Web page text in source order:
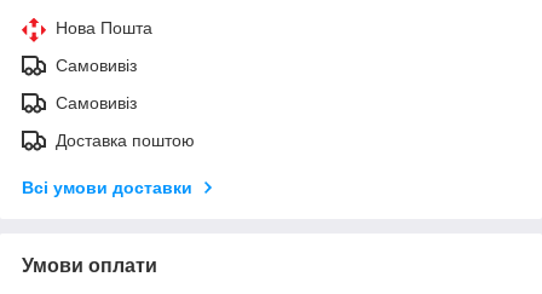
Нова Пошта
Самовивіз
Самовивіз
Доставка поштою
Всі умови доставки
Умови оплати